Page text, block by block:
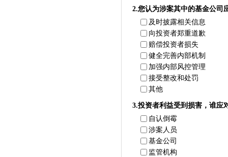
2.您认为涉案其中的基金公司
及时披露相关信息
向投资者郑重道歉
赔偿投资者损失
健全完善内部机制
加强内部风控管理
接受整改和处罚
其他
3.投资者利益受到损害，谁应
自认倒霉
涉案人员
基金公司
监管机构